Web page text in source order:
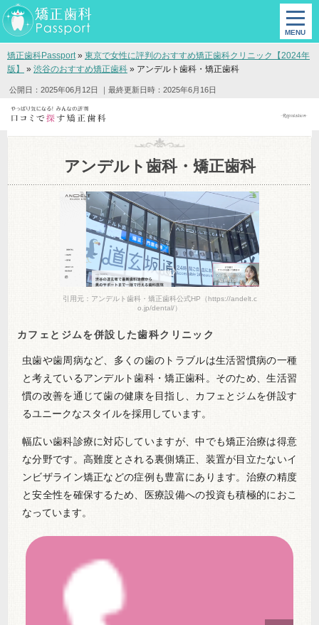
矯正歯科Passport» 東京で女性に評判のおすすめ矯正歯科クリニック【2024年
版】
» 渋谷のおすすめ矯正歯科 » アンデルト歯科・矯正歯科
公開日：2025年06月12日 ｜最終更新日時：2025年6月16日
アンデルト歯科・矯正歯科
引用元：アンデルト歯科・矯正歯科公式HP（https://andelt.c
o.jp/dental/）
カフェとジムを併設した歯科クリニック
虫歯や歯周病など、多くの歯のトラブルは生活習慣病の一種
と考えているアンデルト歯科・矯正歯科。そのため、生活習
慣の改善を通じて歯の健康を目指し、カフェとジムを併設す
るユニークなスタイルを採用しています。
幅広い歯科診療に対応していますが、中でも矯正治療は得意
な分野です。高難度とされる裏側矯正、装置が目立たないイ
ンビザライン矯正などの症例も豊富にあります。治療の精度
と安全性を確保するため、医療設備への投資も積極的におこ
なっています。